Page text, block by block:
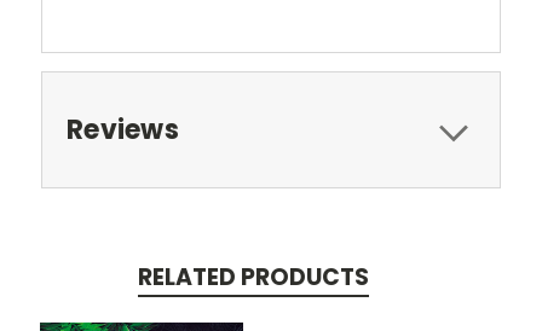
Reviews
RELATED PRODUCTS